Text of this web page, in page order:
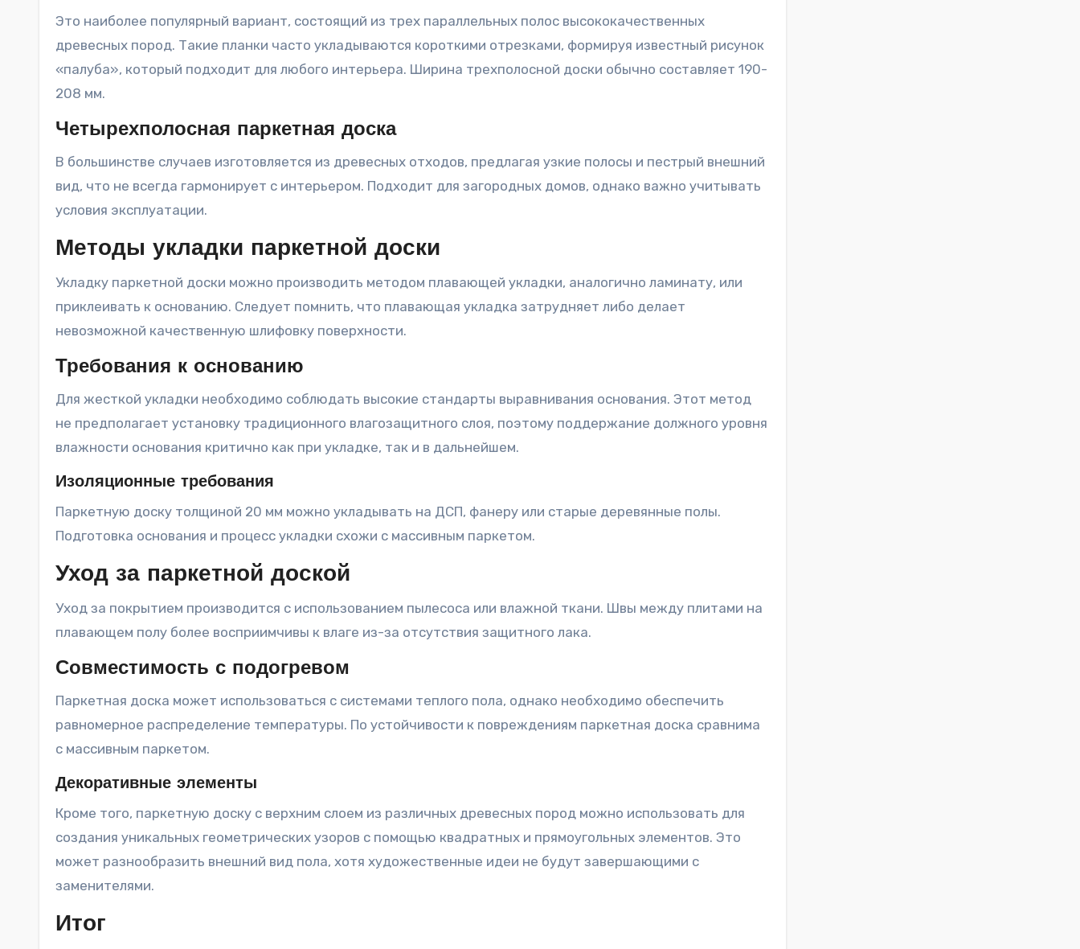
Это наиболее популярный вариант, состоящий из трех параллельных полос высококачественных
древесных пород. Такие планки часто укладываются короткими отрезками, формируя известный рисунок
«палуба», который подходит для любого интерьера. Ширина трехполосной доски обычно составляет 190-
208 мм.
Четырехполосная паркетная доска
В большинстве случаев изготовляется из древесных отходов, предлагая узкие полосы и пестрый внешний
вид, что не всегда гармонирует с интерьером. Подходит для загородных домов, однако важно учитывать
условия эксплуатации.
Методы укладки паркетной доски
Укладку паркетной доски можно производить методом плавающей укладки, аналогично ламинату, или
приклеивать к основанию. Следует помнить, что плавающая укладка затрудняет либо делает
невозможной качественную шлифовку поверхности.
Требования к основанию
Для жесткой укладки необходимо соблюдать высокие стандарты выравнивания основания. Этот метод
не предполагает установку традиционного влагозащитного слоя, поэтому поддержание должного уровня
влажности основания критично как при укладке, так и в дальнейшем.
Изоляционные требования
Паркетную доску толщиной 20 мм можно укладывать на ДСП, фанеру или старые деревянные полы.
Подготовка основания и процесс укладки схожи с массивным паркетом.
Уход за паркетной доской
Уход за покрытием производится с использованием пылесоса или влажной ткани. Швы между плитами на
плавающем полу более восприимчивы к влаге из-за отсутствия защитного лака.
Совместимость с подогревом
Паркетная доска может использоваться с системами теплого пола, однако необходимо обеспечить
равномерное распределение температуры. По устойчивости к повреждениям паркетная доска сравнима
с массивным паркетом.
Декоративные элементы
Кроме того, паркетную доску с верхним слоем из различных древесных пород можно использовать для
создания уникальных геометрических узоров с помощью квадратных и прямоугольных элементов. Это
может разнообразить внешний вид пола, хотя художественные идеи не будут завершающими с
заменителями.
Итог